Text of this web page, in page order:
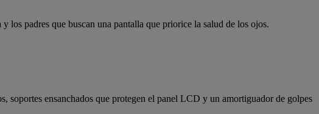
padres que buscan una pantalla que priorice la salud de los ojos.
soportes ensanchados que protegen el panel LCD y un amortiguador de golpes